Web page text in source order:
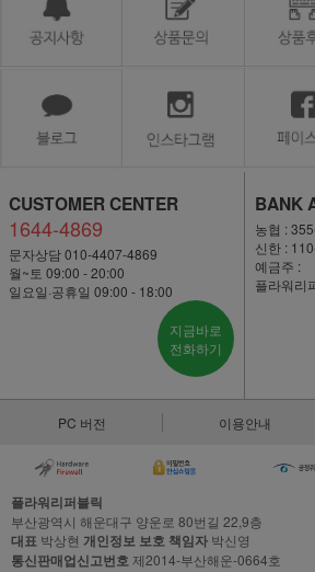
CUSTOMER CENTER
1644-4869
문자상담 010-4407-4869
월~토 09:00 - 20:00
일요일·공휴일 09:00 - 18:00
지금바로
전화하기
BANK
농협 :
신한 :
예금주 :
플라워리
PC 버전 이용안내
플라워리퍼블릭
부산광역시 해운대구 양운로 80번길 22,9층
대표 박상현 개인정보 보호 책임자 박신영
통신판매업신고번호제2014-부산해운-0664호